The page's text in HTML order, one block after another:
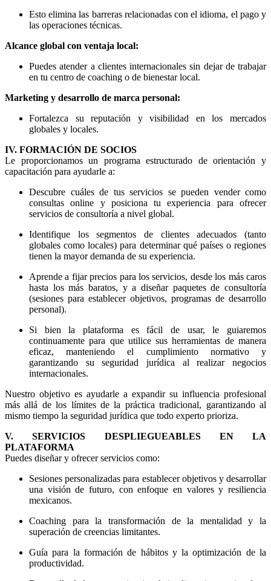
Esto elimina las barreras relacionadas con el idioma, el pago y
las operaciones técnicas.
Alcance global con ventaja local:
Puedes atender a clientes internacionales sin dejar de trabajar
en tu centro de coaching o de bienestar local.
Marketing y desarrollo de marca personal:
Fortalezca su reputación y visibilidad en los mercados
globales y locales.
IV. FORMACIÓN DE SOCIOS
Le proporcionamos un programa estructurado de orientación y
capacitación para ayudarle a:
Descubre cuáles de tus servicios se pueden vender como
consultas online y posiciona tu experiencia para ofrecer
servicios de consultoría a nivel global.
Identifique los segmentos de clientes adecuados (tanto
globales como locales) para determinar qué países o regiones
tienen la mayor demanda de su experiencia.
Aprende a fijar precios para los servicios, desde los más caros
hasta los más baratos, y a diseñar paquetes de consultoría
(sesiones para establecer objetivos, programas de desarrollo
personal).
Si bien la plataforma es fácil de usar, le guiaremos
continuamente para que utilice sus herramientas de manera
eficaz, manteniendo el cumplimiento normativo y
garantizando su seguridad jurídica al realizar negocios
internacionales.
Nuestro objetivo es ayudarle a expandir su influencia profesional
más allá de los límites de la práctica tradicional, garantizando al
mismo tiempo la seguridad jurídica que todo experto prioriza.
V. SERVICIOS DESPLIEGUEABLES EN LA
PLATAFORMA
Puedes diseñar y ofrecer servicios como:
Sesiones personalizadas para establecer objetivos y desarrollar
una visión de futuro, con enfoque en valores y resiliencia
mexicanos.
Coaching para la transformación de la mentalidad y la
superación de creencias limitantes.
Guía para la formación de hábitos y la optimización de la
productividad.